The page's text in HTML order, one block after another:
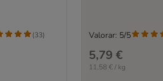
(33)
5,79 €
11,58 € / kg
Valorar: 5/5